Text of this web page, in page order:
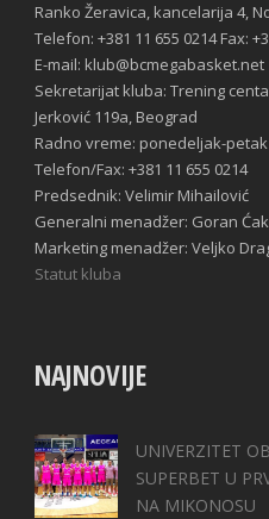
Ranko Žeravica, kancelarija 4,
Telefon: +381 11 655 0214 Fax:
E-mail: klub@bcmegabasket.net
Sekretarijat kluba: Trening
Jerković 119a, Beograd
Radno vreme: ponedeljak-petak
Telefon/Fax: +381 11 655 0214
Predsednik: Velimir Mihailović
Generalni menadžer: Goran
Marketing menadžer: Veljko
Statut kluba
NAJNOVIJE
UNIVERZITET
SUPERBET U
NA MIKONOSU